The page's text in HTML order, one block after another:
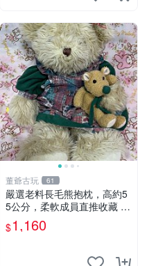
董爺古玩 61
嚴選老料長毛熊抱枕，高約5
5公分，柔軟成員直推收藏 長
毛熊 柔軟熊抱枕 55公分
$1,160